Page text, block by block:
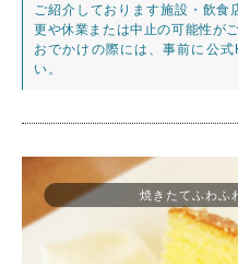
ご紹介しております施設・飲食
更や休業または中止の可能性が
おでかけの際には、事前に公
い。
焼きたてふわふ